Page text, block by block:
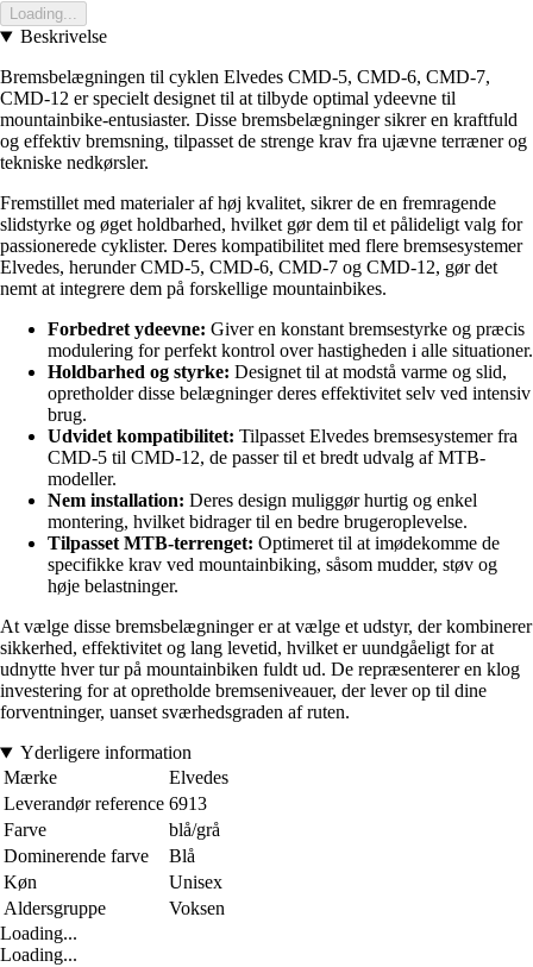
Loading...
Beskrivelse
Bremsbelægningen til cyklen Elvedes CMD-5, CMD-6, CMD-7,
CMD-12 er specielt designet til at tilbyde optimal ydeevne til
mountainbike-entusiaster. Disse bremsbelægninger sikrer en kraftfuld
og effektiv bremsning, tilpasset de strenge krav fra ujævne terræner og
tekniske nedkørsler.
Fremstillet med materialer af høj kvalitet, sikrer de en fremragende
slidstyrke og øget holdbarhed, hvilket gør dem til et pålideligt valg for
passionerede cyklister. Deres kompatibilitet med flere bremsesystemer
Elvedes, herunder CMD-5, CMD-6, CMD-7 og CMD-12, gør det
nemt at integrere dem på forskellige mountainbikes.
Forbedret ydeevne: Giver en konstant bremsestyrke og præcis
modulering for perfekt kontrol over hastigheden i alle situationer.
Holdbarhed og styrke: Designet til at modstå varme og slid,
opretholder disse belægninger deres effektivitet selv ved intensiv
brug.
Udvidet kompatibilitet: Tilpasset Elvedes bremsesystemer fra
CMD-5 til CMD-12, de passer til et bredt udvalg af MTB-
modeller.
Nem installation: Deres design muliggør hurtig og enkel
montering, hvilket bidrager til en bedre brugeroplevelse.
Tilpasset MTB-terrenget: Optimeret til at imødekomme de
specifikke krav ved mountainbiking, såsom mudder, støv og
høje belastninger.
At vælge disse bremsbelægninger er at vælge et udstyr, der kombinerer
sikkerhed, effektivitet og lang levetid, hvilket er uundgåeligt for at
udnytte hver tur på mountainbiken fuldt ud. De repræsenterer en klog
investering for at opretholde bremseniveauer, der lever op til dine
forventninger, uanset sværhedsgraden af ruten.
Yderligere information
Mærke
Elvedes
Leverandør reference 6913
Farve
blå/grå
Dominerende farve
Blå
Køn
Unisex
Aldersgruppe
Voksen
Loading...
Loading...